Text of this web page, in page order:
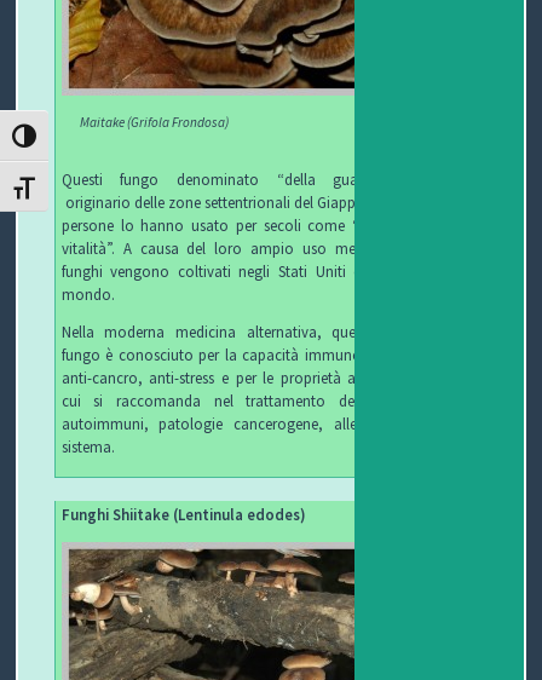
ATTIVA/DISATTIVA ALTO CONTRASTO
ATTIVA/DISATTIVA DIMENSIONE TESTO
Maitake (Grifola Frondosa)
Questi fungo denominato “della guarigione” è
originario delle zone settentrionali del Giappone, dove le
persone lo hanno usato per secoli come “fungo della
vitalità”. A causa del loro ampio uso medico, questi
funghi vengono coltivati ​​negli Stati Uniti e in tutto il
mondo.
Nella moderna medicina alternativa, questo tipo di
fungo è conosciuto per la capacità immunostimolante,
anti-cancro, anti-stress e per le proprietà antivirali, per
cui si raccomanda nel trattamento delle malattie
autoimmuni, patologie cancerogene, allergiche e di
sistema.
Funghi Shiitake (Lentinula edodes)